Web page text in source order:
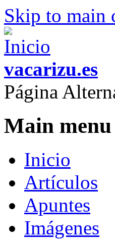
Skip to main
vacarizu.es
Página
Main menu
Inicio
Artículos
Apuntes
Imágenes